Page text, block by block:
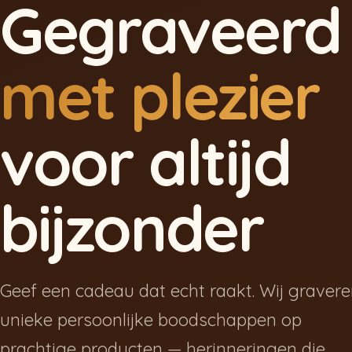
Gegraveerd
met plezier
voor altijd
bijzonder
Geef een cadeau dat echt raakt. Wij
unieke persoonlijke boodschappen op